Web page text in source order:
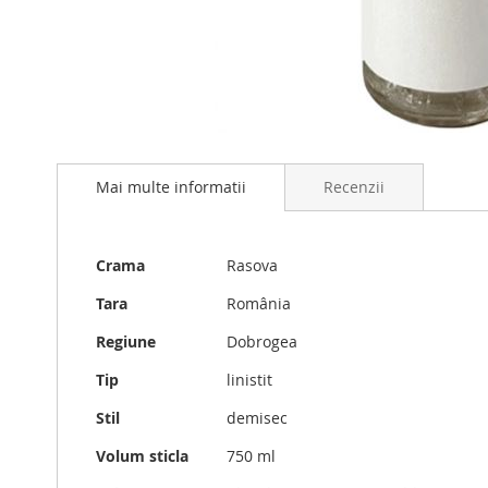
to
images
gallery
Mai multe informatii
Mai
informatii
Crama
Rasova
Tara
România
Regiune
Dobrogea
Tip
linistit
Stil
demisec
Volum sticla
750 ml
Recenzii